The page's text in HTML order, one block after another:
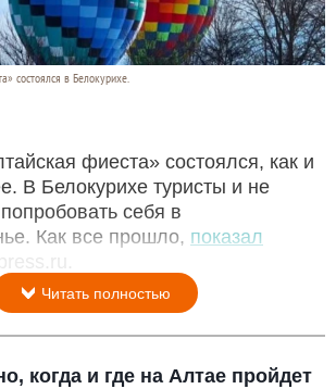
состоялся в Белокурихе.
фиеста» состоялся, как и
В Белокурихе туристы и не
себя в
Как все прошло, показал
Читать полностью
когда и где на Алтае пройдет